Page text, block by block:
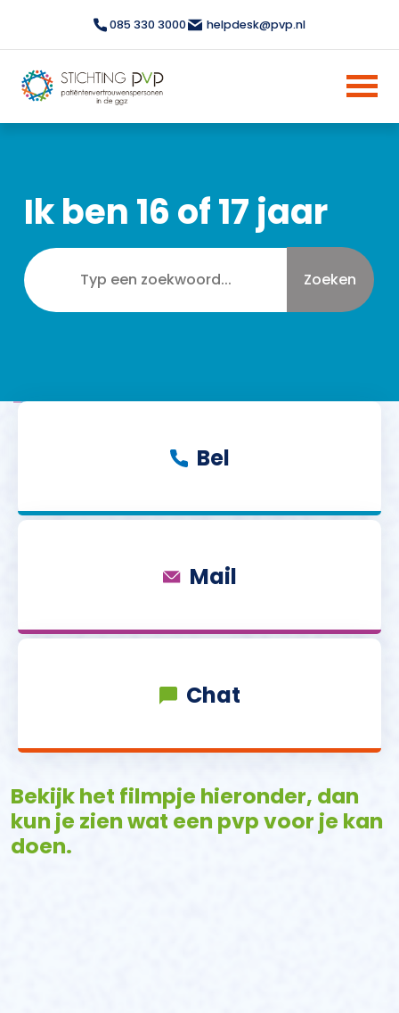
085 330 3000 helpdesk@pvp.nl
Ik ben 16 of 17 jaar
Zoeken
Bel
Mail
Chat
Bekijk het filmpje hieronder, dan
kun je zien wat een pvp voor je kan
doen.